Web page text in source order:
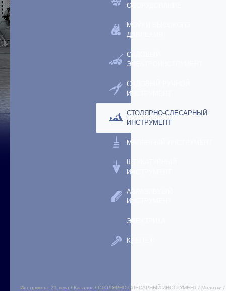
ОБОРУДОВАНИЕ
МОЙКИ ВЫСОКОГО
ДАВЛЕНИЯ
САДОВЫЙ
ЭЛЕКТРОИНСТРУМЕНТ
САДОВЫЙ РУЧНОЙ
ИНСТРУМЕНТ
СТОЛЯРНО-СЛЕСАРНЫЙ
ИНСТРУМЕНТ
МАЛЯРНЫЙ ИНСТРУМЕНТ
ШТУКАТУРНЫЙ
ИНСТРУМЕНТ
АБРАЗИВНЫЙ
ИНСТРУМЕНТ
ЭЛЕКТРИКА
КРЕПЕЖ
Инструмент 21 века / Каталог / СТОЛЯРНО-СЛЕСАРНЫЙ ИНСТРУМЕНТ / Молотки /